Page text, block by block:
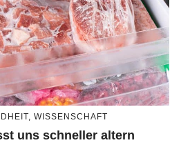
, WISSENSCHAFT
uns schneller altern